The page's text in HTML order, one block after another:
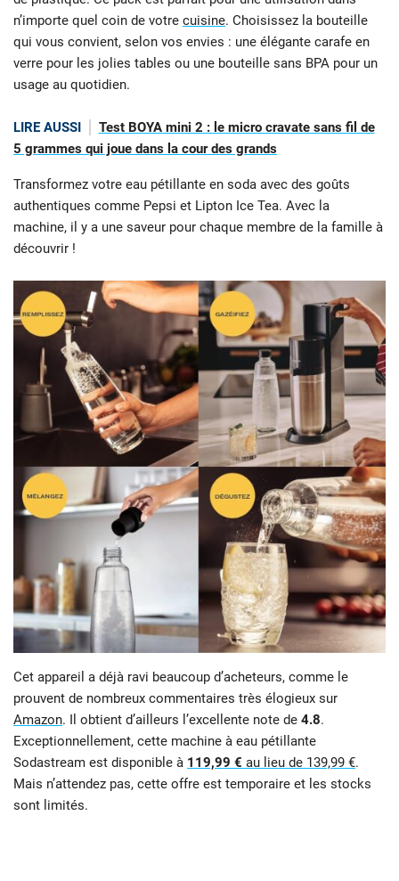
n’importe quel coin de votre cuisine. Choisissez la bouteille
qui vous convient, selon vos envies : une élégante carafe en
verre pour les jolies tables ou une bouteille sans BPA pour un
usage au quotidien.
LIRE AUSSI
Test BOYA mini 2 : le micro cravate sans fil de
5 grammes qui joue dans la cour des grands
Transformez votre eau pétillante en soda avec des goûts
authentiques comme Pepsi et Lipton Ice Tea. Avec la
machine, il y a une saveur pour chaque membre de la famille à
découvrir !
Cet appareil a déjà ravi beaucoup d’acheteurs, comme le
prouvent de nombreux commentaires très élogieux sur
Amazon. Il obtient d’ailleurs l’excellente note de 4.8.
Exceptionnellement, cette machine à eau pétillante
Sodastream est disponible à 119,99 € au lieu de 139,99 €.
Mais n’attendez pas, cette offre est temporaire et les stocks
sont limités.